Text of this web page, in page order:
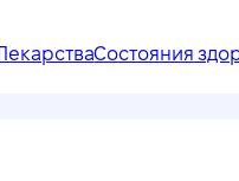
Состояния